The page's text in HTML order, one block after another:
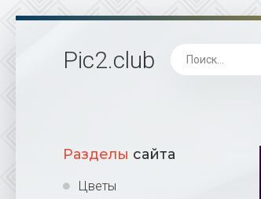
Pic2.club
Разделы сайта
Цветы